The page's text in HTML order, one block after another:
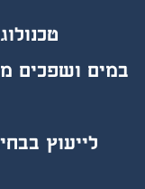
במים ושפכים
לייעוץ